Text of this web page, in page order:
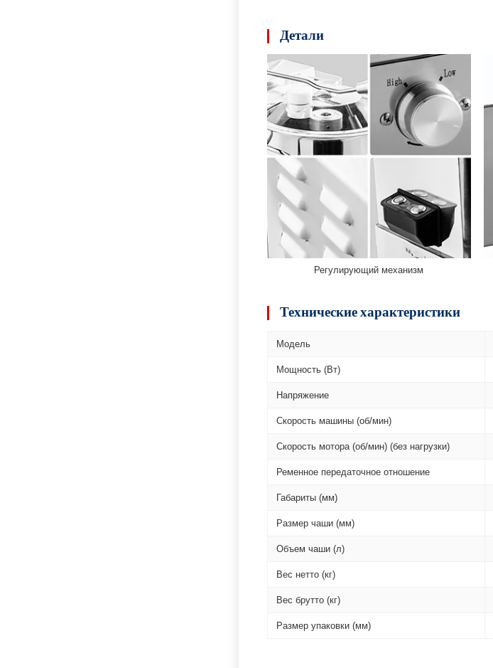
Детали
Регулирующий механизм
Технические характеристики
Модель
Мощность (Вт)
Напряжение
Скорость машины (об/мин)
Скорость мотора (об/мин) (без нагрузки)
Ременное передаточное отношение
Габариты (мм)
Размер чаши (мм)
Объем чаши (л)
Вес нетто (кг)
Вес брутто (кг)
Размер упаковки (мм)